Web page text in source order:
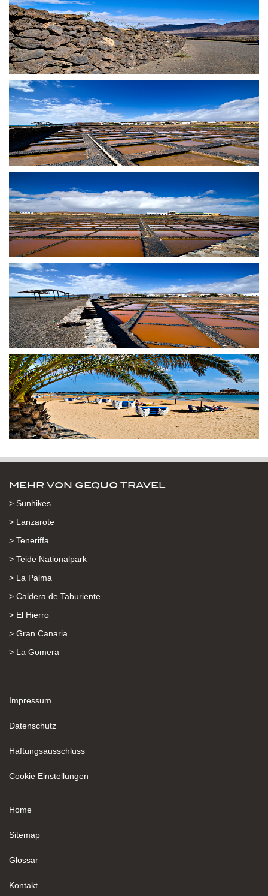
MEHR VON GEQUO TRAVEL
> Sunhikes
> Lanzarote
> Teneriffa
> Teide Nationalpark
> La Palma
> Caldera de Taburiente
> El Hierro
> Gran Canaria
> La Gomera
Impressum
Datenschutz
Haftungsausschluss
Cookie Einstellungen
Home
Sitemap
Glossar
Kontakt